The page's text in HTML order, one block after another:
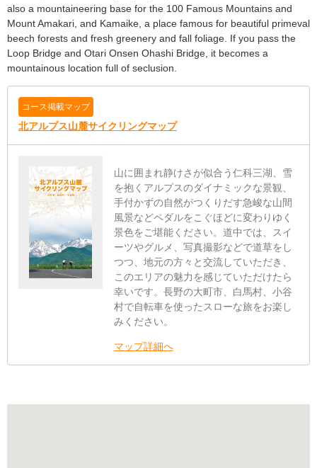
also a mountaineering base for the 100 Famous Mountains and
Mount Amakari, and Kamaike, a place famous for beautiful primeval
beech forests and fresh greenery and fall foliage. If you pass the
Loop Bridge and Otari Onsen Ohashi Bridge, it becomes a
mountainous location full of seclusion.
コース掲載マップ
北アルプス山麓サイクリングマップ
山に囲まれ静けさが似合う仁科三湖、雪
を抱くアルプスのダイナミックな景観、
手付かずの自然がつくりだす急峻な山間
風景などペダルをこぐほどに変わりゆく
景色をご堪能ください。道中では、スイ
ーツやグルメ、写真撮影などで道草をし
つつ、地元の方々と交流していただき、
このエリアの魅力を感じていただけたら
幸いです。長野の大町市、白馬村、小谷
村で自転車を使ったスローな旅をお楽し
みください。
マップ詳細へ